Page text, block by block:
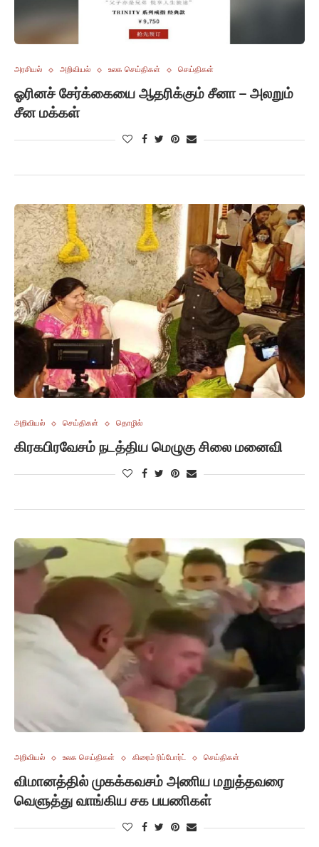
அரசியல் அறிவியல் உலக செய்திகள் செய்திகள்
ஓரினச் சேர்க்கையை ஆதரிக்கும் சீனா – அலறும்
சீன மக்கள்
அறிவியல் செய்திகள் தொழில்
கிரகபிரவேசம் நடத்திய மெழுகு சிலை மனைவி
அறிவியல் உலக செய்திகள் கிரைம் ரிப்போர்ட் செய்திகள்
விமானத்தில் முகக்கவசம் அணிய மறுத்தவரை
வெளுத்து வாங்கிய சக பயணிகள்